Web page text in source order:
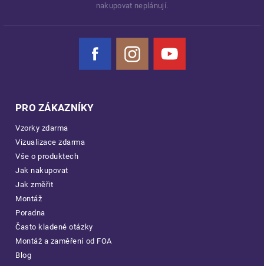
nakupovat neplánují.
Facebook Instagram YouTube
PRO ZÁKAZNÍKY
Vzorky zdarma
Vizualizace zdarma
Vše o produktech
Jak nakupovat
Jak změřit
Montáž
Poradna
Často kladené otázky
Montáž a zaměření od FOA
Blog